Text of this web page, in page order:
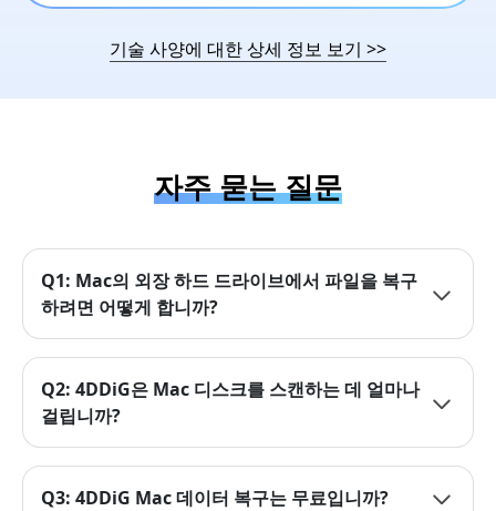
기술 사양에 대한 상세 정보 보기 >>
자주 묻는 질문
Q1: Mac의 외장 하드 드라이브에서 파일을 복구
하려면 어떻게 합니까?
Q2: 4DDiG은 Mac 디스크를 스캔하는 데 얼마나
걸립니까?
Q3: 4DDiG Mac 데이터 복구는 무료입니까?